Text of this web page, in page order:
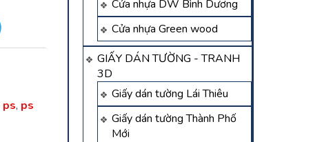
Cửa nhựa DW Bình Dương
Cửa nhựa Green wood
GIẤY DÁN TƯỜNG - TRANH
3D
Giấy dán tường Lái Thiêu
Giấy dán tường Thành Phố
Mới
ps, ps